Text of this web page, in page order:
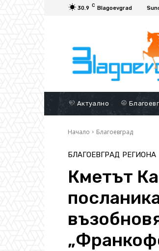
30.9 C Blagoevgrad
Актуално
Начало Благоевград
БЛАГОЕВГРАД РЕГИОНА
Кметът